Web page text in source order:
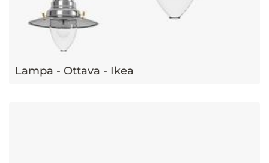
Lampa - Ottava - Ikea